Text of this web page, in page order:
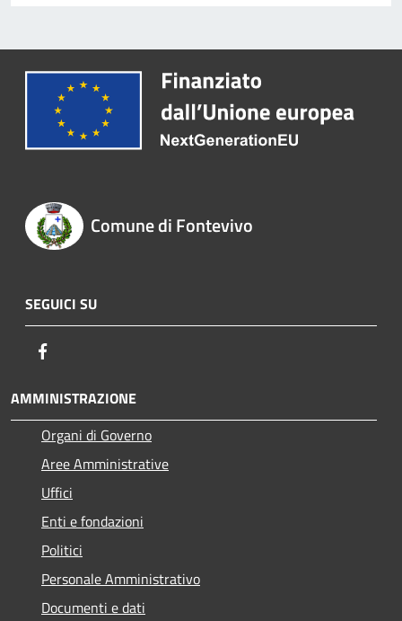
Comune di Fontevivo
SEGUICI SU
AMMINISTRAZIONE
Organi di Governo
Aree Amministrative
Uffici
Enti e fondazioni
Politici
Personale Amministrativo
Documenti e dati